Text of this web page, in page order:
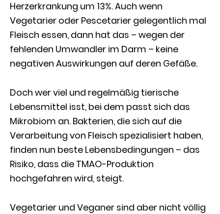
Herzerkrankung um 13%. Auch wenn
Vegetarier oder Pescetarier gelegentlich mal
Fleisch essen, dann hat das – wegen der
fehlenden Umwandler im Darm – keine
negativen Auswirkungen auf deren Gefäße.
Doch wer viel und regelmäßig tierische
Lebensmittel isst, bei dem passt sich das
Mikrobiom an. Bakterien, die sich auf die
Verarbeitung von Fleisch spezialisiert haben,
finden nun beste Lebensbedingungen – das
Risiko, dass die TMAO-Produktion
hochgefahren wird, steigt.
Vegetarier und Veganer sind aber nicht völlig